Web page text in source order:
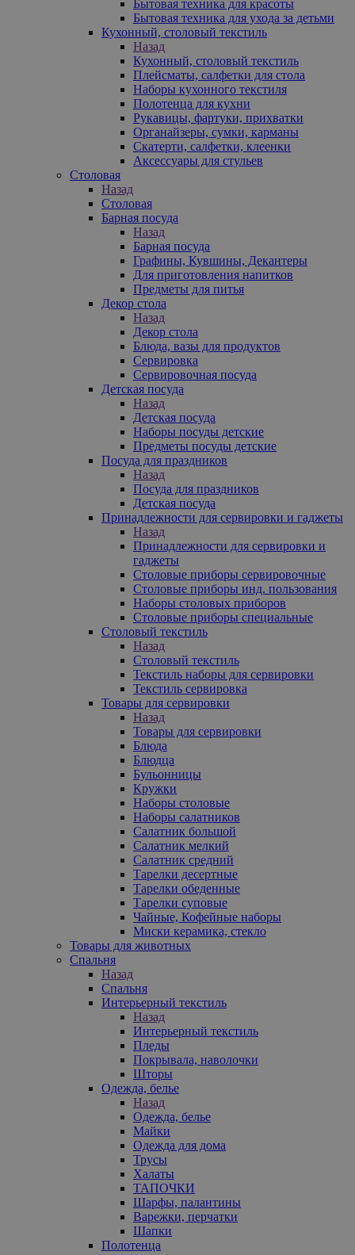
Бытовая техника для красоты
Бытовая техника для ухода за детьми
Кухонный, столовый текстиль
Назад
Кухонный, столовый текстиль
Плейсматы, салфетки для стола
Наборы кухонного текстиля
Полотенца для кухни
Рукавицы, фартуки, прихватки
Органайзеры, сумки, карманы
Скатерти, салфетки, клеенки
Аксессуары для стульев
Столовая
Назад
Столовая
Барная посуда
Назад
Барная посуда
Графины, Кувшины, Декантеры
Для приготовления напитков
Предметы для питья
Декор стола
Назад
Декор стола
Блюда, вазы для продуктов
Сервировка
Сервировочная посуда
Детская посуда
Назад
Детская посуда
Наборы посуды детские
Предметы посуды детские
Посуда для праздников
Назад
Посуда для праздников
Детская посуда
Принадлежности для сервировки и гаджеты
Назад
Принадлежности для сервировки и
гаджеты
Столовые приборы сервировочные
Столовые приборы инд. пользования
Наборы столовых приборов
Столовые приборы специальные
Столовый текстиль
Назад
Столовый текстиль
Текстиль наборы для сервировки
Текстиль сервировка
Товары для сервировки
Назад
Товары для сервировки
Блюда
Блюдца
Бульонницы
Кружки
Наборы столовые
Наборы салатников
Салатник большой
Салатник мелкий
Салатник средний
Тарелки десертные
Тарелки обеденные
Тарелки суповые
Чайные, Кофейные наборы
Миски керамика, стекло
Товары для животных
Спальня
Назад
Спальня
Интерьерный текстиль
Назад
Интерьерный текстиль
Пледы
Покрывала, наволочки
Шторы
Одежда, белье
Назад
Одежда, белье
Майки
Одежда для дома
Трусы
Халаты
ТАПОЧКИ
Шарфы, палантины
Варежки, перчатки
Шапки
Полотенца